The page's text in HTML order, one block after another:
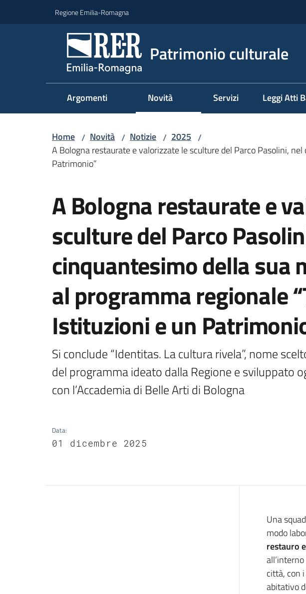
Regione Emilia-Romagna
Patrimonio culturale
Argomenti Novità Servizi Leggi Atti
Home / Novità / Notizie / 2025 /
A Bologna restaurate e valorizzate le sculture del Parco Pasolini,
Patrimonio”
A Bologna restaurate e
sculture del Parco
cinquantesimo della sua
al programma regionale
Istituzioni e un
Si conclude “Identitas. La cultura rivela”, nome
del programma ideato dalla Regione e sviluppato
con l’Accademia di Belle Arti di Bologna
Data:
01 dicembre 2025
Una
modo
restauro
città, con
abitativo